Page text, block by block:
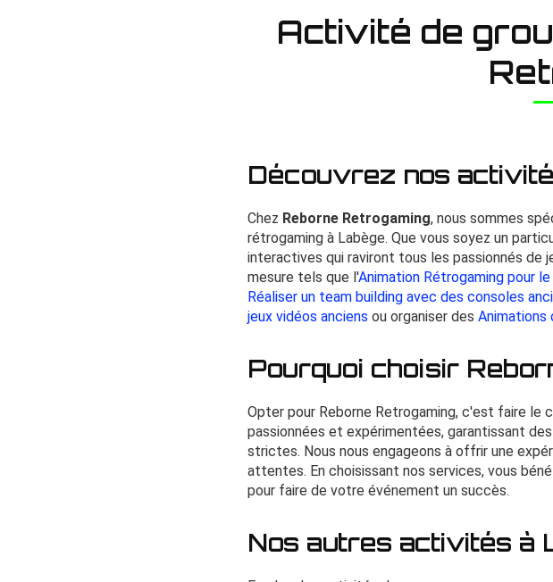
Activité de
Découvrez nos
Chez Reborne Retrogaming, nous sommes
rétrogaming à Labège. Que vous soyez un
interactives qui raviront tous les passionnés de
mesure tels que l'Animation Rétrogaming pour
Réaliser un team building avec des consoles
jeux vidéos anciens ou organiser des Animations
Pourquoi choisir
Opter pour Reborne Retrogaming, c'est faire le
passionnées et expérimentées, garantissant
strictes. Nous nous engageons à offrir une
attentes. En choisissant nos services, vous
pour faire de votre événement un succès.
Nos autres activités à